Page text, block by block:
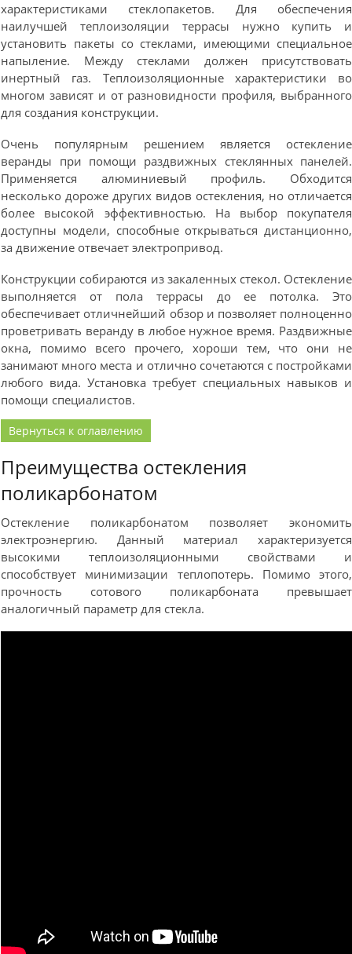
характеристиками стеклопакетов. Для обеспечения
наилучшей теплоизоляции террасы нужно купить и
установить пакеты со стеклами, имеющими специальное
напыление. Между стеклами должен присутствовать
инертный газ. Теплоизоляционные характеристики во
многом зависят и от разновидности профиля, выбранного
для создания конструкции.
Очень популярным решением является остекление
веранды при помощи раздвижных стеклянных панелей.
Применяется алюминиевый профиль. Обходится
несколько дороже других видов остекления, но отличается
более высокой эффективностью. На выбор покупателя
доступны модели, способные открываться дистанционно,
за движение отвечает электропривод.
Конструкции собираются из закаленных стекол. Остекление
выполняется от пола террасы до ее потолка. Это
обеспечивает отличнейший обзор и позволяет полноценно
проветривать веранду в любое нужное время. Раздвижные
окна, помимо всего прочего, хороши тем, что они не
занимают много места и отлично сочетаются с постройками
любого вида. Установка требует специальных навыков и
помощи специалистов.
Вернуться к оглавлению
Преимущества остекления
поликарбонатом
Остекление поликарбонатом позволяет экономить
электроэнергию. Данный материал характеризуется
высокими теплоизоляционными свойствами и
способствует минимизации теплопотерь. Помимо этого,
прочность сотового поликарбоната превышает
аналогичный параметр для стекла.